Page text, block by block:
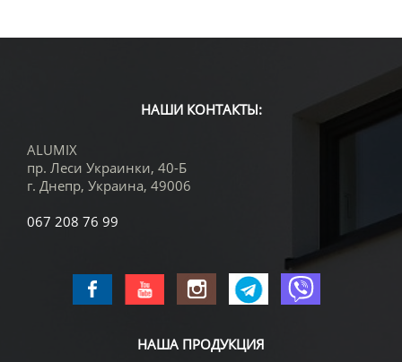
НАШИ КОНТАКТЫ:
ALUMIX
пр. Леси Украинки, 40-Б
г. Днепр, Украина, 49006
067 208 76 99
НАША ПРОДУКЦИЯ